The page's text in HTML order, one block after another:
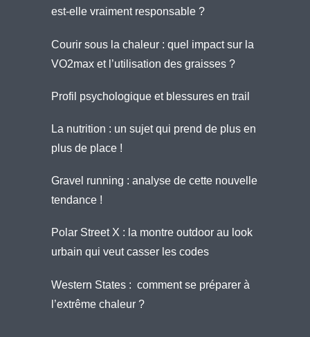
est-elle vraiment responsable ?
Courir sous la chaleur : quel impact sur la
VO2max et l’utilisation des graisses ?
Profil psychologique et blessures en trail
La nutrition : un sujet qui prend de plus en
plus de place !
Gravel running : analyse de cette nouvelle
tendance !
Polar Street X : la montre outdoor au look
urbain qui veut casser les codes
Western States : comment se préparer à
l’extrême chaleur ?